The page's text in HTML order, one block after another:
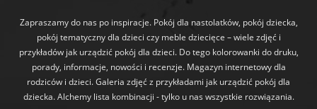
Zapraszamy do nas po inspiracje. Pokój dla nastolatków, pokój dziecka,
pokój tematyczny dla dzieci czy meble dziecięce – wiele zdjęć i
przykładów jak urządzić pokój dla dzieci. Do tego kolorowanki do druku,
porady, informacje, nowości i recenzje. Magazyn internetowy dla
rodziców i dzieci. Galeria zdjęć z przykładami jak urządzić pokój dla
dziecka. Alchemy lista kombinacji - tylko u nas wszystkie rozwiązania.